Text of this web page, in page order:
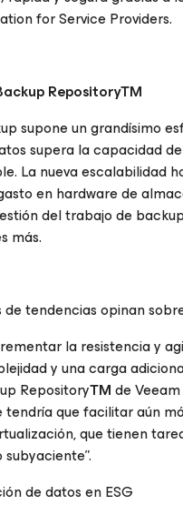
for Service Providers.
RepositoryTM
supone un grandísimo
supera la capacidad
La nueva escalabilidad
en hardware de
del trabajo de
más.
tendencias opinan
la resistencia y
y una carga
RepositoryTMde
que facilitar aún
que tienen
de datos en ESG